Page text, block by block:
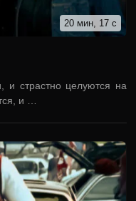
20 мин, 17 с
и страстно целуются на
и …